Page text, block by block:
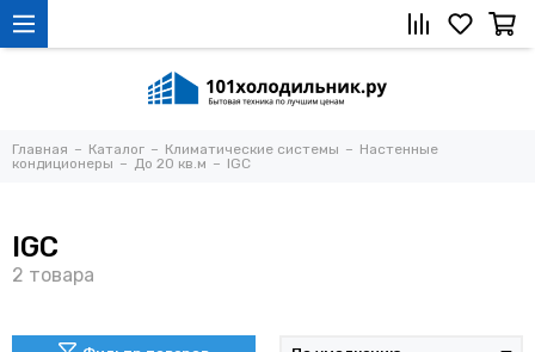
Главная Каталог Климатические системы
Настенные
кондиционеры
До 20 кв.м IGC
IGC